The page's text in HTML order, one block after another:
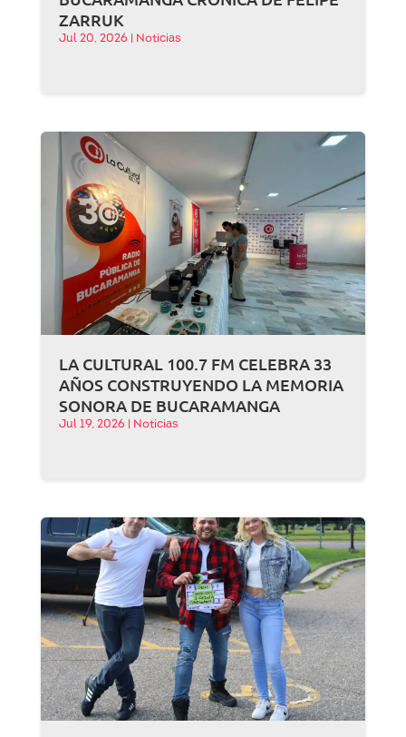
ZARRUK
Jul 20, 2026 Noticias
LA CULTURAL 100.7 FM CELEBRA 33
AÑOS CONSTRUYENDO LA MEMORIA
SONORA DE BUCARAMANGA
Jul 19, 2026 Noticias